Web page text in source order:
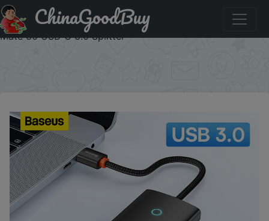
Знижка на Baseus USB HUB 4 in 1 USB C HUB USB Type
C to Multi USB 3.0 Adapter for MacBook Pro Air Huawei
Mate 30 USB-C 3.0 Splitter
ChinaGoodBuy